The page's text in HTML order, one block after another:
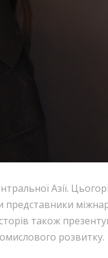
Азії.
представники
також
розвитку.